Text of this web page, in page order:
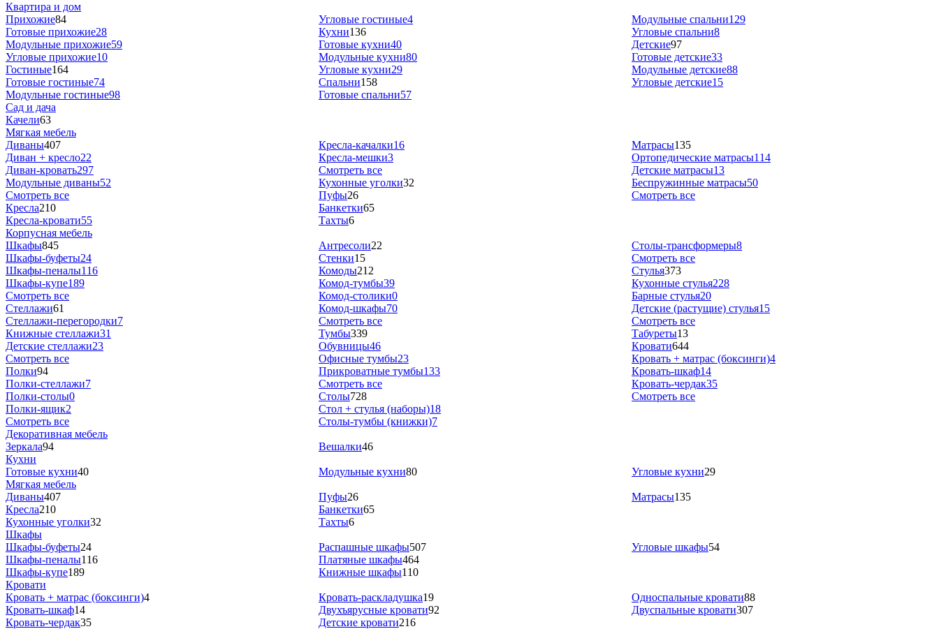
Квартира и дом
Прихожие84
Готовые прихожие28
Модульные прихожие59
Угловые прихожие10
Гостиные164
Готовые гостиные74
Модульные гостиные98
Угловые гостиные4
Кухни136
Готовые кухни40
Модульные кухни80
Угловые кухни29
Спальни158
Готовые спальни57
Модульные спальни129
Угловые спальни8
Детские97
Готовые детские33
Модульные детские88
Угловые детские15
Сад и дача
Качели63
Мягкая мебель
Диваны407
Диван + кресло22
Диван-кровать297
Модульные диваны52
Смотреть все
Кресла210
Кресла-кровати55
Кресла-качалки16
Кресла-мешки3
Смотреть все
Кухонные уголки32
Пуфы26
Банкетки65
Тахты6
Матрасы135
Ортопедические матрасы114
Детские матрасы13
Беспружинные матрасы50
Смотреть все
Корпусная мебель
Шкафы845
Шкафы-буфеты24
Шкафы-пеналы116
Шкафы-купе189
Смотреть все
Стеллажи61
Стеллажи-перегородки7
Книжные стеллажи31
Детские стеллажи23
Смотреть все
Полки94
Полки-стеллажи7
Полки-столы0
Полки-ящик2
Смотреть все
Антресоли22
Стенки15
Комоды212
Комод-тумбы39
Комод-столики0
Комод-шкафы70
Смотреть все
Тумбы339
Обувницы46
Офисные тумбы23
Прикроватные тумбы133
Смотреть все
Столы728
Стол + стулья (наборы)18
Столы-тумбы (книжки)7
Столы-трансформеры8
Смотреть все
Стулья373
Кухонные стулья228
Барные стулья20
Детские (растущие) стулья15
Смотреть все
Табуреты13
Кровати644
Кровать + матрас (боксинги)4
Кровать-шкаф14
Кровать-чердак35
Смотреть все
Декоративная мебель
Зеркала94 Вешалки46
Кухни
Готовые кухни40 Модульные кухни80 Угловые кухни29
Мягкая мебель
Диваны407
Кресла210
Кухонные уголки32
Пуфы26
Банкетки65
Тахты6
Матрасы135
Шкафы
Шкафы-буфеты24
Шкафы-пеналы116
Шкафы-купе189
Распашные шкафы507
Платяные шкафы464
Книжные шкафы110
Угловые шкафы54
Кровати
Кровать + матрас (боксинги)4
Кровать-шкаф14
Кровать-чердак35
Кровать-раскладушка19
Двухъярусные кровати92
Детские кровати216
Односпальные кровати88
Двуспальные кровати307